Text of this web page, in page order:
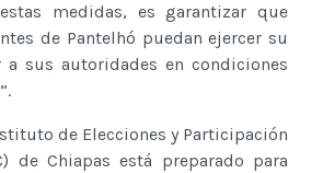
medidas, es garantizar que
de Pantelhó puedan ejercer su
a sus autoridades en condiciones
de Elecciones y Participación
de Chiapas está preparado para